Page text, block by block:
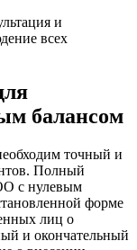
и
всех
балансом
точный и
Полный
с нулевым
форме
лиц о
и окончательный